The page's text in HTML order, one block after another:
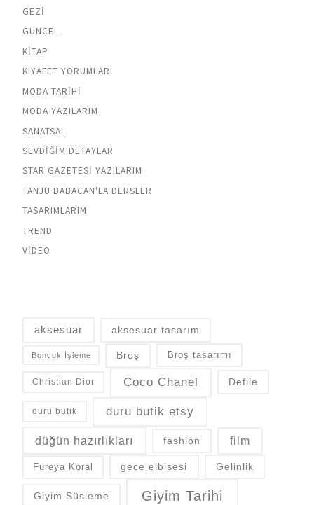
GEZI
GÜNCEL
KITAP
KIYAFET YORUMLARI
MODA TARIHI
MODA YAZILARIM
SANATSAL
SEVDIĞIM DETAYLAR
STAR GAZETESI YAZILARIM
TANJU BABACAN'LA DERSLER
TASARIMLARIM
TREND
VIDEO
aksesuar aksesuar tasarım
Boncuk İşleme Broş Broş tasarımı
Christian Dior Coco Chanel Defile
duru butik duru butik etsy
düğün hazırlıkları fashion film
Füreya Koral gece elbisesi Gelinlik
Giyim Süsleme Giyim Tarihi